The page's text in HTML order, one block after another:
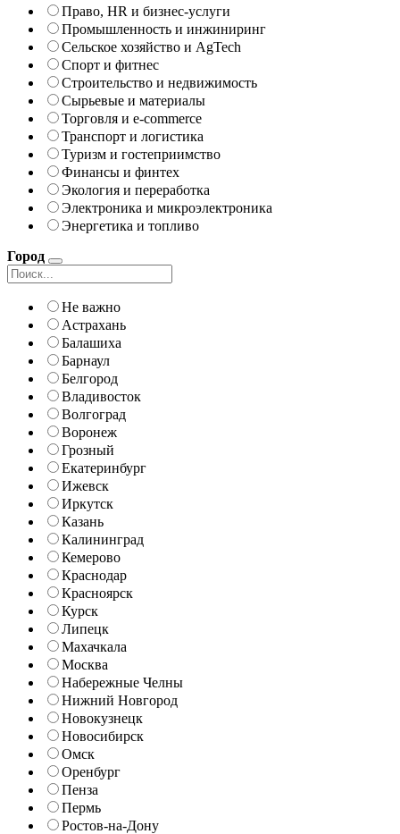
Право, HR и бизнес-услуги
Промышленность и инжиниринг
Сельское хозяйство и AgTech
Спорт и фитнес
Строительство и недвижимость
Сырьевые и материалы
Торговля и e-commerce
Транспорт и логистика
Туризм и гостеприимство
Финансы и финтех
Экология и переработка
Электроника и микроэлектроника
Энергетика и топливо
Город
Не важно
Астрахань
Балашиха
Барнаул
Белгород
Владивосток
Волгоград
Воронеж
Грозный
Екатеринбург
Ижевск
Иркутск
Казань
Калининград
Кемерово
Краснодар
Красноярск
Курск
Липецк
Махачкала
Москва
Набережные Челны
Нижний Новгород
Новокузнецк
Новосибирск
Омск
Оренбург
Пенза
Пермь
Ростов-на-Дону